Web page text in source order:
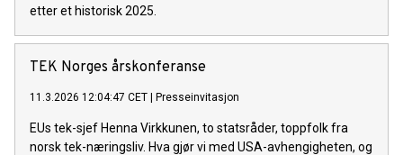
etter et historisk 2025.
TEK Norges årskonferanse
11.3.2026 12:04:47 CET Presseinvitasjon
EUs tek-sjef Henna Virkkunen, to statsråder, toppfolk fra
norsk tek-næringsliv. Hva gjør vi med USA-avhengigheten, og